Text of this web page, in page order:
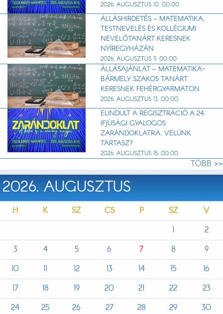
2026. AUGUSZTUS 10. 00:00
ÁLLÁSHIRDETÉS – MATEMATIKA,
TESTNEVELÉS ÉS KOLLÉGIUMI
NEVELŐTANÁRT KERESNEK
NYÍREGYHÁZÁN
2026. AUGUSZTUS 11. 00:00
ÁLLÁSAJÁNLAT – MATEMATIKA-
BÁRMELY SZAKOS TANÁRT
KERESNEK FEHÉRGYARMATON
2026. AUGUSZTUS 13. 00:00
ELINDULT A REGISZTRÁCIÓ A 24.
IFJÚSÁGI GYALOGOS
ZARÁNDOKLATRA. VELÜNK
TARTASZ?
2026. AUGUSZTUS 15. 00:00
TÖBB >>
2026. AUGUSZTUS
H K SZ CS P SZ
V
1
2
3
4 5 6 7 8
9
10
11 12 13 14 15
16
17
18 19 20 21 22
23
24
25 26 27 28 29
30